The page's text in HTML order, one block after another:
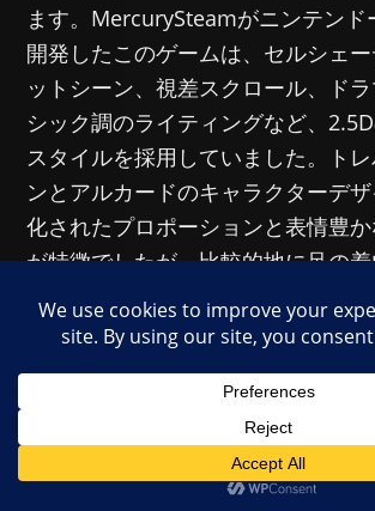
ます。MercurySteamがニンテンド
開発したこのゲームは、セルシェ
ットシーン、視差スクロール、ド
シック調のライティングなど、
スタイルを採用していました。ト
ンとアルカードのキャラクターデ
化されたプロポーションと表情豊
が特徴でしたが、比較的地に足の
た。非対称性は、混沌としたカート
ネルギーではなく、ムードと雰囲気
ーとデジタル的な様式化を一部共有
フェイト』
伝統的な悪魔城ドラキュラのビジュ
な技術とのより穏やかな橋渡しとな